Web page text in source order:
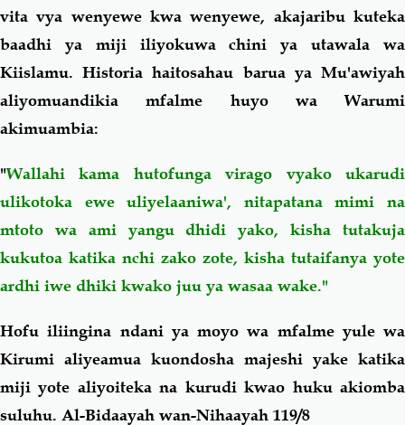
vita vya wenyewe kwa wenyewe, akajaribu kuteka
baadhi ya miji iliyokuwa chini ya utawala wa
Kiislamu. Historia haitosahau barua ya Mu'awiyah
aliyomuandikia mfalme huyo wa Warumi
akimuambia:
"Wallahi kama hutofunga virago vyako ukarudi
ulikotoka ewe uliyelaaniwa', nitapatana mimi na
mtoto wa ami yangu dhidi yako, kisha tutakuja
kukutoa katika nchi zako zote, kisha tutaifanya yote
ardhi iwe dhiki kwako juu ya wasaa wake."
Hofu iliingina ndani ya moyo wa mfalme yule wa
Kirumi aliyeamua kuondosha majeshi yake katika
miji yote aliyoiteka na kurudi kwao huku akiomba
suluhu. Al-Bidaayah wan-Nihaayah 119/8